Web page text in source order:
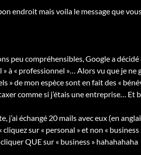
endroit mais voila le message que
peu compréhensibles, Google a
» à « professionnel »… Alors vu que je
» de mon espèce sont en fait des «
comme si j’étais une entreprise… Et
j’ai échangé 20 mails avec eux (en
cliquez sur « personal » et non «
QUE sur « business » hahahahaha